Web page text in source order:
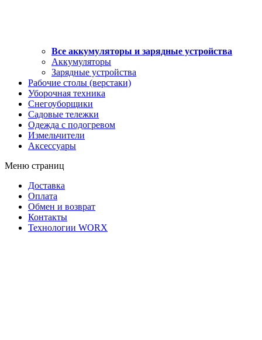
Все аккумуляторы и зарядные устройства
Аккумуляторы
Зарядные устройства
Рабочие столы (верстаки)
Уборочная техника
Снегоуборщики
Садовые тележки
Одежда с подогревом
Измельчители
Аксессуары
Меню страниц
Доставка
Оплата
Обмен и возврат
Контакты
Технологии WORX